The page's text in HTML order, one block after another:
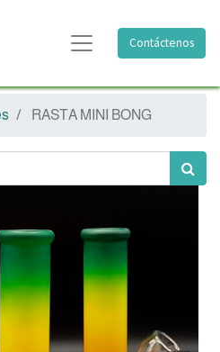
Contáctenos
RASTA MINI BONG